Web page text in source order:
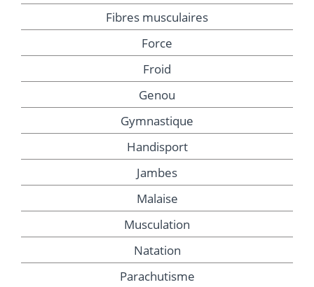
Fibres musculaires
Force
Froid
Genou
Gymnastique
Handisport
Jambes
Malaise
Musculation
Natation
Parachutisme